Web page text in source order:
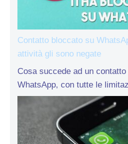
Contatto bloccato su
attività gli sono negate
Cosa succede ad un
WhatsApp, con tutte le